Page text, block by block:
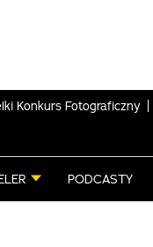
Konkurs Fotograficzny
PODCASTY